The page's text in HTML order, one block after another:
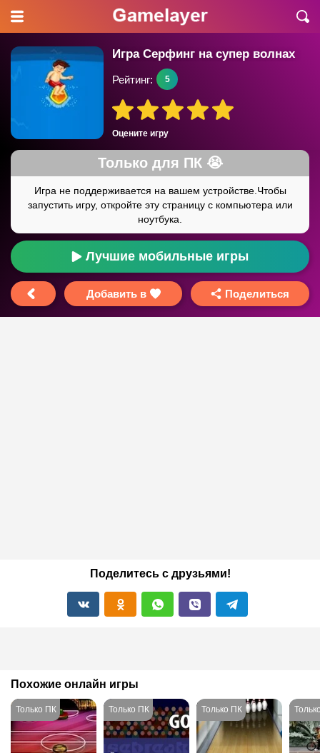
Игра Серфинг на супер волнах
Оцените игру
Рейтинг: 5
Лучшие мобильные игры
Добавить в Поделиться
Поделитесь с друзьями!
Похожие онлайн игры